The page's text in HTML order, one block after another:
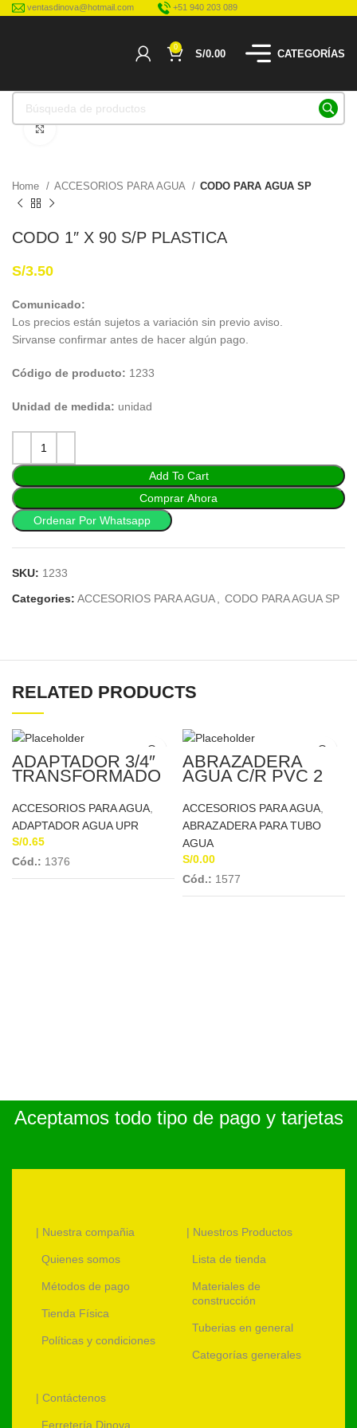
ventasdinova@hotmail.com +51 940 203 089
0
S/0.00 CATEGORÍAS
Haga Click para agrandar
Home ACCESORIOS PARA AGUA CODO PARA AGUA SP
CODO 1″ X 90 S/P PLASTICA
S/3.50
Comunicado:
Los precios están sujetos a variación sin previo aviso.
Sirvanse confirmar antes de hacer algún pago.
Código de producto: 1233
Unidad de medida: unidad
Add To Cart
Comprar Ahora
Ordenar Por Whatsapp
SKU: 1233
Categories: ACCESORIOS PARA AGUA CODO PARA AGUA SP
RELATED PRODUCTS
ADAPTADOR 3/4″
TRANSFORMADO
ACCESORIOS PARA AGUA,
ADAPTADOR AGUA UPR
S/0.65
Cód.: 1376
ABRAZADERA
AGUA C/R PVC 2
ACCESORIOS PARA AGUA,
ABRAZADERA PARA TUBO
AGUA
S/0.00
Cód.: 1577
Aceptamos todo tipo de pago y tarjetas
| Nuestra compañia
Quienes somos
Métodos de pago
Tienda Física
Políticas y condiciones
| Nuestros Productos
Lista de tienda
Materiales de
construcción
Tuberias en general
Categorías generales
| Contáctenos
Ferretería Dinova